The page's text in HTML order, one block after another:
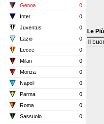
Genoa
0
Inter
0
Juventus
0
Lazio
0
Lecce
0
Milan
0
Monza
0
Napoli
0
Parma
0
Roma
0
Sassuolo
0
Le
Il